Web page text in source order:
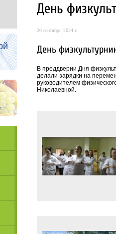
День
20 сентября 2024 г.
День
В преддверии Дня
делали зарядки на
руководителем
Николаевной.